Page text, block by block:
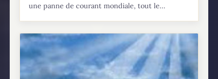
une panne de courant mondiale, tout le...